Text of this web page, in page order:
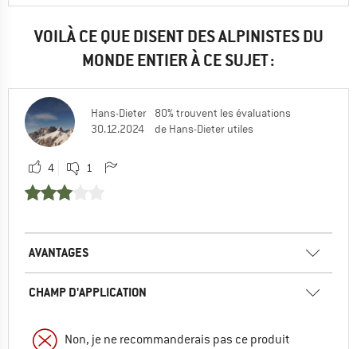
VOILÀ CE QUE DISENT DES ALPINISTES DU
MONDE ENTIER À CE SUJET :
Hans-Dieter
30.12.2024
80% trouvent les évaluations
de Hans-Dieter utiles
4 1
AVANTAGES
CHAMP D'APPLICATION
Non, je ne recommanderais pas ce produit